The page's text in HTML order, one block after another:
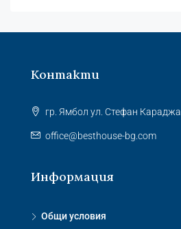
Контакти
гр. Ямбол ул. Стефан
office@besthouse-bg.com
Информация
Общи условия